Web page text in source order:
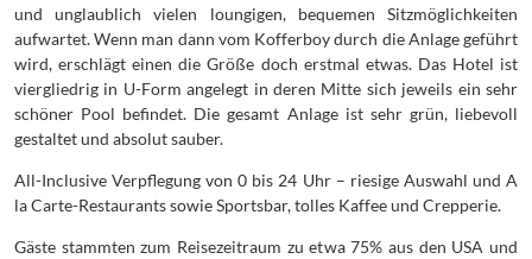
und unglaublich vielen loungigen, bequemen Sitzmöglichkeiten
aufwartet. Wenn man dann vom Kofferboy durch die Anlage geführt
wird, erschlägt einen die Größe doch erstmal etwas. Das Hotel ist
viergliedrig in U-Form angelegt in deren Mitte sich jeweils ein sehr
schöner Pool befindet. Die gesamt Anlage ist sehr grün, liebevoll
gestaltet und absolut sauber.
All-Inclusive Verpflegung von 0 bis 24 Uhr – riesige Auswahl und A
la Carte-Restaurants sowie Sportsbar, tolles Kaffee und Crepperie.
Gäste stammten zum Reisezeitraum zu etwa 75% aus den USA und